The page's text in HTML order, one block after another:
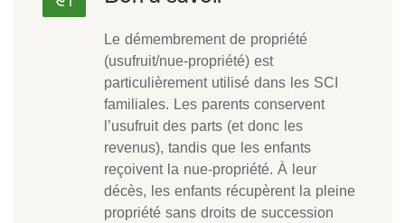
Le démembrement de propriété
(usufruit/nue-propriété) est
particulièrement utilisé dans les SCI
familiales. Les parents conservent
l’usufruit des parts (et donc les
revenus), tandis que les enfants
reçoivent la nue-propriété. À leur
décès, les enfants récupèrent la pleine
propriété sans droits de succession